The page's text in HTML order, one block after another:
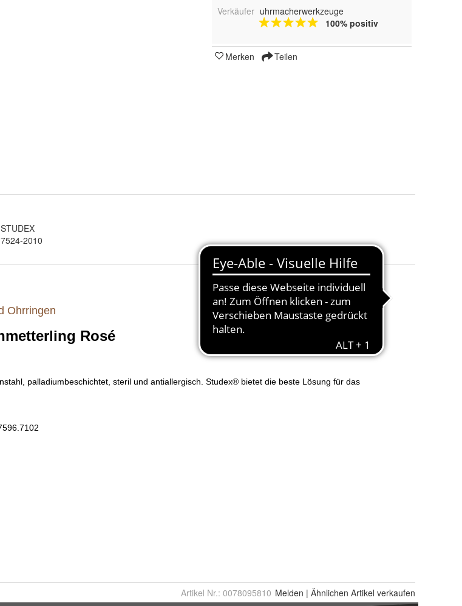
Verkäufer uhrmacherwerkzeuge
100% positiv
Merken Teilen
STUDEX
7524-2010
Artikel Nr.: 0078095810 Melden | Ähnlichen Artikel verkaufen